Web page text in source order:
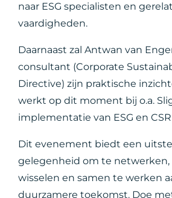
naar ESG specialisten en
vaardigheden.
Daarnaast zal Antwan van
consultant (Corporate
Directive) zijn praktische
werkt op dit moment bij o.a.
implementatie van ESG en
Dit evenement biedt een
gelegenheid om te
wisselen en samen te werken
duurzamere toekomst. Doe